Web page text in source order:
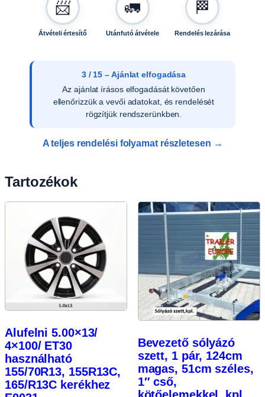
📨
Átvételi értesítő
🚛
Utánfutó átvétele
🏁
Rendelés lezárása
3 / 15 – Ajánlat elfogadása
Az ajánlat írásos elfogadását követően
ellenőrizzük a vevői adatokat, és rendelését
rögzítjük rendszerünkben.
A teljes rendelési folyamat részletesen →
Tartozékok
Alufelni 5.00×13/
4×100/ ET30
használható
155/70R13, 155R13C,
165/R13C kerékhez
Bevezető sólyázó
szett, 1 pár, 124cm
magas, 51cm széles,
1″ cső,